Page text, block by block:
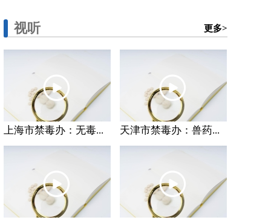
视听 更多>
上海市禁毒办：无毒... 天津市禁毒办：兽药...